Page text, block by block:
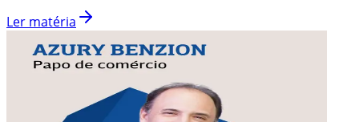
Ler matéria